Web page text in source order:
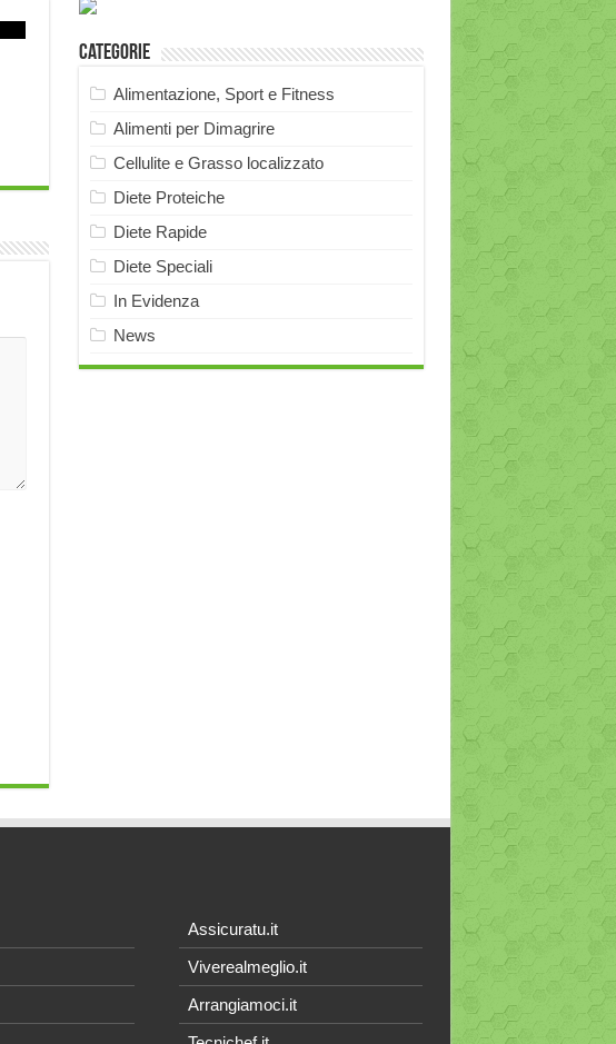
Categorie
Alimentazione, Sport e Fitness
Alimenti per Dimagrire
Cellulite e Grasso localizzato
Diete Proteiche
Diete Rapide
Diete Speciali
In Evidenza
News
Assicuratu.it
Viverealmeglio.it
Arrangiamoci.it